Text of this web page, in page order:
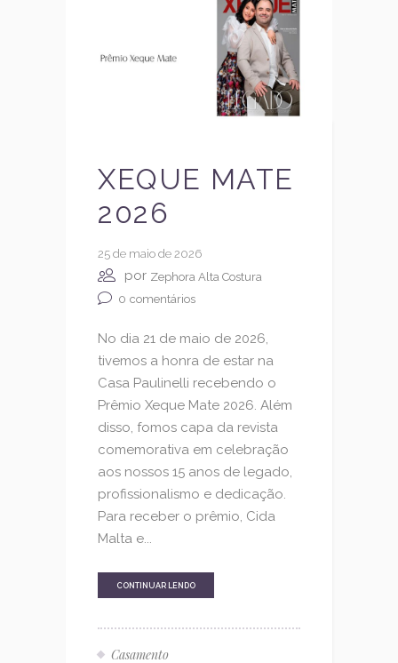
XEQUE MATE
2026
25 de maio de 2026
por Zephora Alta Costura
0 comentários
No dia 21 de maio de 2026,
tivemos a honra de estar na
Casa Paulinelli recebendo o
Prêmio Xeque Mate 2026. Além
disso, fomos capa da revista
comemorativa em celebração
aos nossos 15 anos de legado,
profissionalismo e dedicação.
Para receber o prêmio, Cida
Malta e...
CONTINUAR LENDO
Casamento